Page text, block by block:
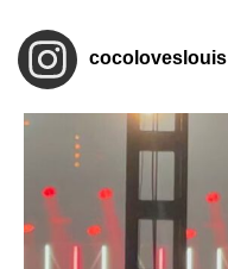
cocoloveslouis